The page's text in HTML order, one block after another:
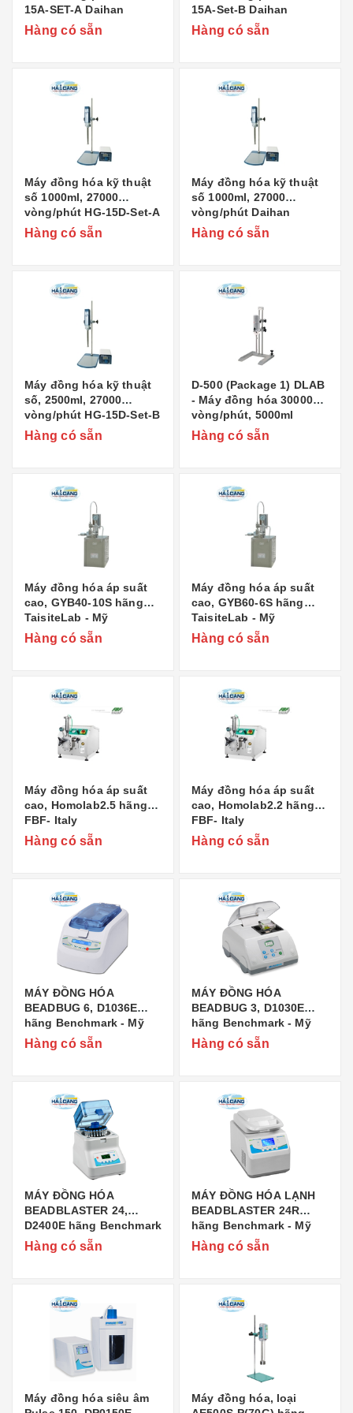
15A-SET-A Daihan
Hàng có sẵn
15A-Set-B Daihan
Hàng có sẵn
Máy đồng hóa kỹ thuật
số 1000ml, 27000
vòng/phút HG-15D-Set-A
Daihan
Hàng có sẵn
Máy đồng hóa kỹ thuật
số 1000ml, 27000
vòng/phút Daihan
Hàng có sẵn
Máy đồng hóa kỹ thuật
số, 2500ml, 27000
vòng/phút HG-15D-Set-B
Daihan
Hàng có sẵn
D-500 (Package 1) DLAB
- Máy đồng hóa 30000
vòng/phút, 5000ml
Hàng có sẵn
Máy đồng hóa áp suất
cao, GYB40-10S hãng
TaisiteLab - Mỹ
Hàng có sẵn
Máy đồng hóa áp suất
cao, GYB60-6S hãng
TaisiteLab - Mỹ
Hàng có sẵn
Máy đồng hóa áp suất
cao, Homolab2.5 hãng
FBF- Italy
Hàng có sẵn
Máy đồng hóa áp suất
cao, Homolab2.2 hãng
FBF- Italy
Hàng có sẵn
MÁY ĐỒNG HÓA
BEADBUG 6, D1036E
hãng Benchmark - Mỹ
Hàng có sẵn
MÁY ĐỒNG HÓA
BEADBUG 3, D1030E
hãng Benchmark - Mỹ
Hàng có sẵn
MÁY ĐỒNG HÓA
BEADBLASTER 24,
D2400E hãng Benchmark
- Mỹ
Hàng có sẵn
MÁY ĐỒNG HÓA LẠNH
BEADBLASTER 24R
hãng Benchmark - Mỹ
Hàng có sẵn
Máy đồng hóa siêu âm
Máy đồng hóa, loại